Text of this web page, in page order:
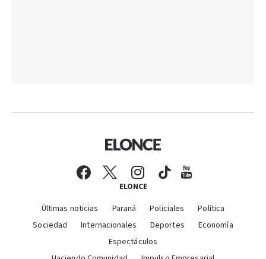
ELONCE
Últimas noticias Paraná Policiales
Política
Sociedad
Internacionales Deportes
Economía
Espectáculos